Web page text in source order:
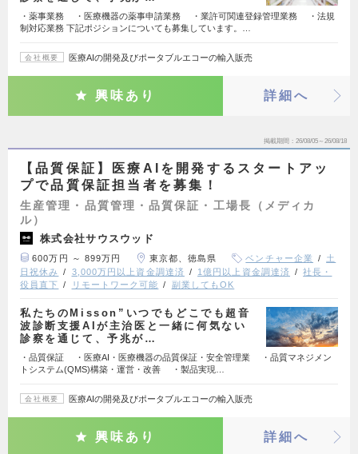
・薬事業務 ・医療機器の薬事申請業務 ・業許可関連登録管理業務 ・法規
制対応業務 下記ポジションについても募集しています。…
会社概要 医療AIの開発及びポータブルエコーの輸入販売
興味あり 詳細へ
掲載期間 26/08/05～26/08/18
【品質保証】医療AIを開発するスタートアッ
プで品質保証担当者を募集！
生産管理・品質管理・品質保証・工場長（メディカ
ル）
株式会社サウスウッド
600万円 ～ 899万円 東京都、徳島県 ベンチャー企業
土
日祝休み
3,000万円以上資金調達済 1億円以上資金調達済
社長・
役員直下
リモートワーク可能 副業してもOK
私たちのMisson”いつでもどこでも超音
波診断支援AIが主治医と一緒に何気ない
診察を通じて、予兆が…
・品質保証 ・医療AI・医療機器の品質保証・安全管理業 ・品質マネジメン
トシステム(QMS)構築・運営・改善 ・製品実現…
会社概要 医療AIの開発及びポータブルエコーの輸入販売
興味あり 詳細へ